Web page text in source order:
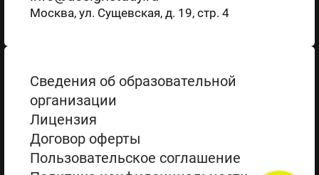
Москва, ул. Сущевская, д. 19, стр. 4
Сведения об образовательной
организации
Лицензия
Договор оферты
Пользовательское соглашение